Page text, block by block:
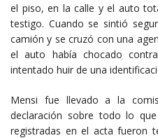
el piso, en la calle y el auto
testigo. Cuando se sintió
camión y se cruzó con una
el auto había chocado
intentado huir de una
Mensi fue llevado a la
declaración sobre todo lo
registradas en el acta fueron